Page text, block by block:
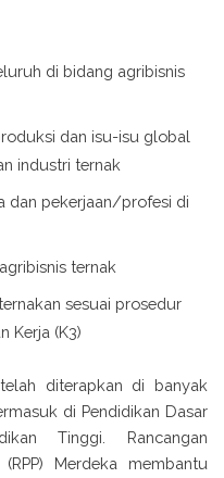
di bidang agribisnis
dan isu-isu global
industri ternak
dan pekerjaan/profesi di
ternak
sesuai prosedur
Kerja (K3)
diterapkan di banyak
di Pendidikan Dasar
Tinggi. Rancangan
Merdeka membantu